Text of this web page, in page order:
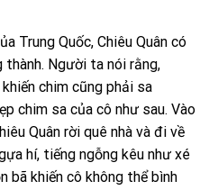
Trung Quốc, Chiêu Quân có
thành. Người ta nói rằng,
chim cũng phải sa
chim sa của cô như sau. Vào
Quân rời quê nhà và đi về
hí, tiếng ngỗng kêu như xé
bã khiến cô không thể bình